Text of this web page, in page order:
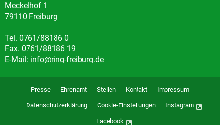
Meckelhof 1
79110 Freiburg
Tel. 0761/88186 0
Fax. 0761/88186 19
E-Mail: info@ring-freiburg.de
Presse Ehrenamt Stellen Kontakt Impressum
Datenschutzerklärung Cookie-Einstellungen Instagram
Facebook